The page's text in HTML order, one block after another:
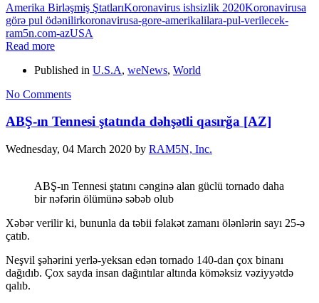
Amerika Birləşmiş ŞtatlarıKoronavirus ishsizlik 2020Koronavirusa
görə pul ödənilirkoronavirusa-gore-amerikalilara-pul-verilecek-
ram5n.com-azUSA
Read more
Published in U.S.A, weNews, World
No Comments
ABŞ-ın Tennesi ştatında dəhşətli qasırğa [AZ]
Wednesday, 04 March 2020 by RAM5N, Inc.
ABŞ-ın Tennesi ştatını cənginə alan güclü tornado daha
bir nəfərin ölümünə səbəb olub
Xəbər verilir ki, bununla da təbii fəlakət zamanı ölənlərin sayı 25-ə
çatıb.
Neşvil şəhərini yerlə-yeksan edən tornado 140-dan çox binanı
dağıdıb. Çox sayda insan dağıntılar altında köməksiz vəziyyətdə
qalıb.